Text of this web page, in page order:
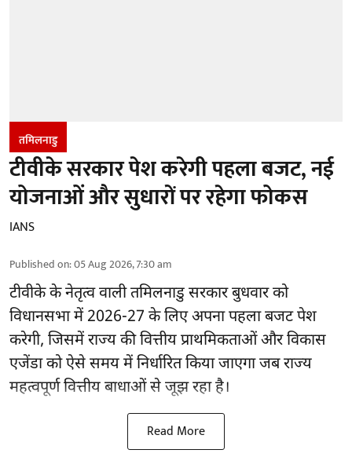
तमिलनाडु
टीवीके सरकार पेश करेगी पहला बजट, नई
योजनाओं और सुधारों पर रहेगा फोकस
IANS
Published on:05 Aug 2026, 7:30 am
टीवीके के नेतृत्व वालीतमिलनाडु सरकारबुधवार को
विधानसभा में 2026-27 के लिए अपना पहला बजट पेश
करेगी, जिसमें राज्य की वित्तीय प्राथमिकताओं और विकास
एजेंडा को ऐसे समय में निर्धारित किया जाएगा जब राज्य
महत्वपूर्ण वित्तीय बाधाओं से जूझ रहा है।
Read More